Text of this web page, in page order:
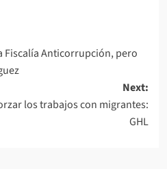
Fiscalía Anticorrupción, pero
Next:
los trabajos con migrantes:
GHL